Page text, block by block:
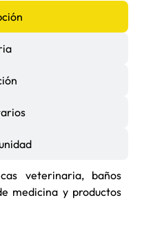
veterinaria, baños
medicina y productos